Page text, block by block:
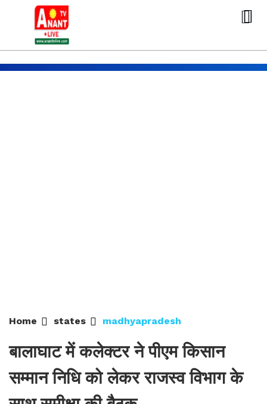
Home states madhyapradesh
बालाघाट में कलेक्टर ने पीएम किसान
सम्मान निधि को लेकर राजस्व विभाग के